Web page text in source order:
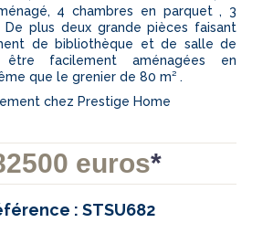
4 chambres en parquet , 3
De plus deux grande pièces faisant
de bibliothèque et de salle de
facilement aménagées en
que le grenier de 80 m² .
chez Prestige Home
euros*
: STSU682